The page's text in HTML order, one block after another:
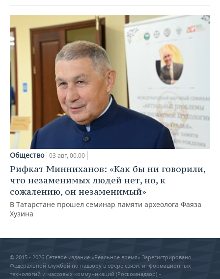
Общество 03 авг, 00:00
Рифкат Минниханов: «Как бы ни говорили,
что незаменимых людей нет, но, к
сожалению, он незаменимый»
В Татарстане прошел семинар памяти археолога Фаяза
Хузина
© 2015 - 2026 Сетевое издание «Реальное время» Зарегистрировано
Федеральной службой по надзору в сфере связи, информационных
технологий и массовых коммуникаций (Роскомнадзор) –